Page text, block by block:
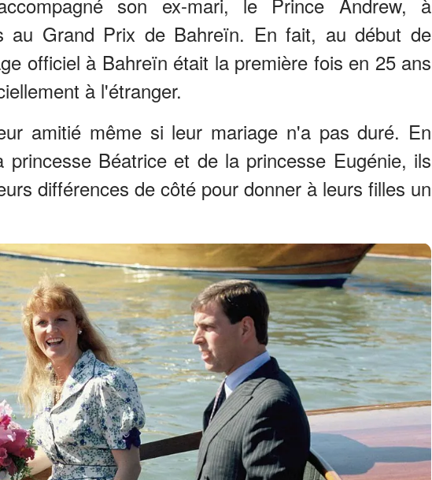
au Grand Prix de Bahreïn. En fait, au début de
officiel à Bahreïn était la première fois en 25 ans
à l'étranger.
amitié même si leur mariage n'a pas duré. En
Béatrice et de la princesse Eugénie, ils
différences de côté pour donner à leurs filles un